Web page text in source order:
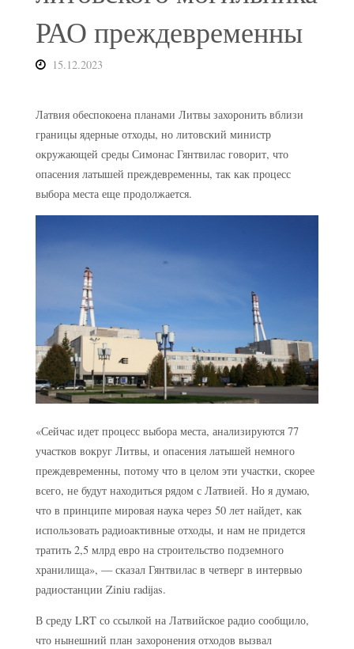
РАО преждевременны
15.12.2023
Латвия обеспокоена планами Литвы захоронить вблизи
границы ядерные отходы, но литовский министр
окружающей среды Симонас Гянтвилас говорит, что
опасения латышей преждевременны, так как процесс
выбора места еще продолжается.
«Сейчас идет процесс выбора места, анализируются 77
участков вокруг Литвы, и опасения латышей немного
преждевременны, потому что в целом эти участки, скорее
всего, не будут находиться рядом с Латвией. Но я думаю,
что в принципе мировая наука через 50 лет найдет, как
использовать радиоактивные отходы, и нам не придется
тратить 2,5 млрд евро на строительство подземного
хранилища», — сказал Гянтвилас в четверг в интервью
радиостанции Ziniu radijas.
В среду LRT со ссылкой на Латвийское радио сообщило,
что нынешний план захоронения отходов вызвал